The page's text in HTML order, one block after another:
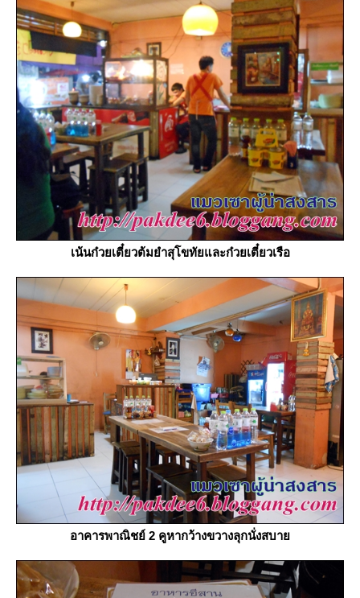
เน้นก๋วยเตี๋ยวต้มยำสุโขทัยและก๋วยเตี๋ยวเรือ
อาคารพาณิชย์ 2 คูหากว้างขวางลุกนั่งสบา